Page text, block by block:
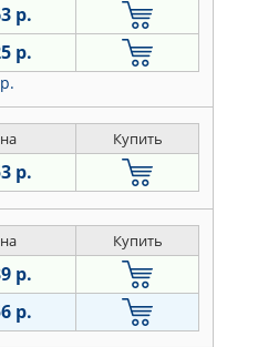
р.
р.
Купить
р.
Купить
р.
р.